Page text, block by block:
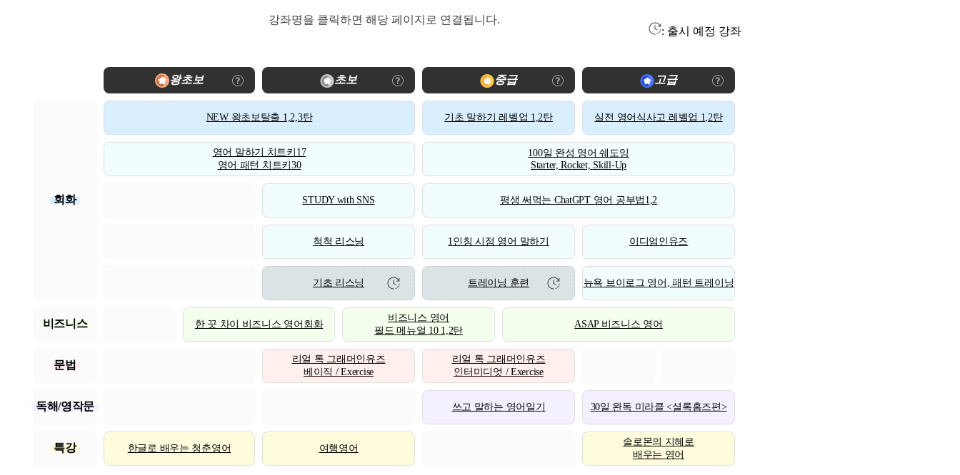
강좌명을 클릭하면 해당 페이지로 연결됩니다.
: 출시 예정 강좌
왕초보 초보 중급 고급
회화
NEW 왕초보탈출 1,2,3탄 기초 말하기 레벨업 1,2탄 실전 영어식사고 레벨업 1,2탄
영어 말하기 치트키17
영어 패턴 치트키30
100일 완성 영어 쉐도잉
Starter, Rocket, Skill-Up
STUDY with SNS 평생 써먹는 ChatGPT 영어 공부법1,2
척척 리스닝 1인칭 시점 영어 말하기 이디엄인유즈
기초 리스닝 트레이닝 훈련 뉴욕 브이로그 영어, 패턴 트레이닝
비즈니스 한 끗 차이 비즈니스 영어회화
비즈니스 영어
필드 메뉴얼 10 1,2탄
ASAP 비즈니스 영어
문법
리얼 톡 그래머인유즈
베이직 / Exercise
리얼 톡 그래머인유즈
인터미디엇 / Exercise
독해/영작문 쓰고 말하는 영어일기 30일 완독 미라클 <셜록홈즈편>
특강 한글로 배우는 청춘영어 여행영어
솔로몬의 지혜로
배우는 영어